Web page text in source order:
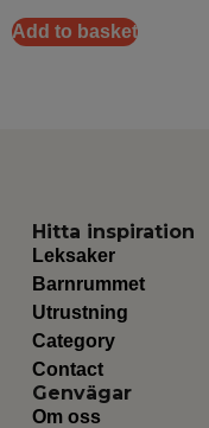
Add to basket
Hitta inspiration
Leksaker
Barnrummet
Utrustning
Category
Contact
Genvägar
Om oss